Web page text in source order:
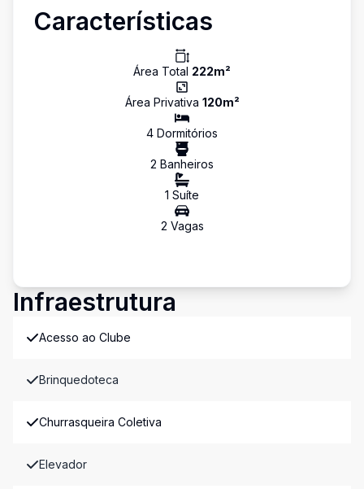
Características
Área Total 222m²
Área Privativa 120m²
4 Dormitórios
2 Banheiros
1 Suíte
2 Vagas
Infraestrutura
Acesso ao Clube
Brinquedoteca
Churrasqueira Coletiva
Elevador